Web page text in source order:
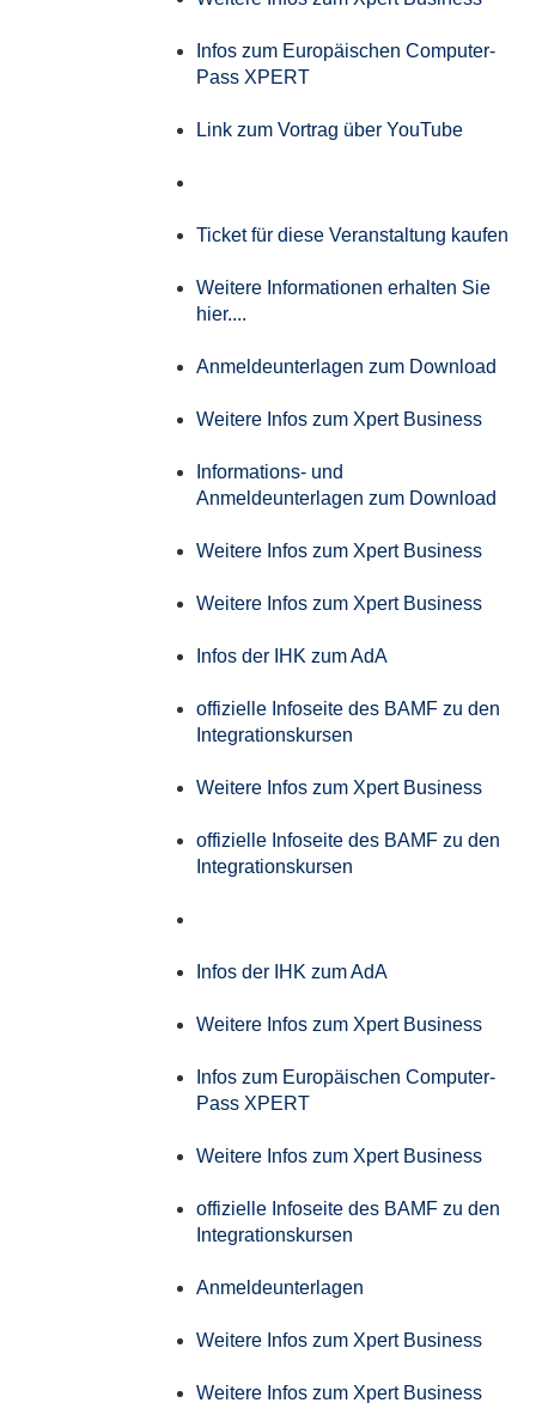
Infos zum Europäischen Computer-
Pass XPERT
Link zum Vortrag über YouTube
Ticket für diese Veranstaltung kaufen
Weitere Informationen erhalten Sie
hier....
Anmeldeunterlagen zum Download
Weitere Infos zum Xpert Business
Informations- und
Anmeldeunterlagen zum Download
Weitere Infos zum Xpert Business
Weitere Infos zum Xpert Business
Infos der IHK zum AdA
offizielle Infoseite des BAMF zu den
Integrationskursen
Weitere Infos zum Xpert Business
offizielle Infoseite des BAMF zu den
Integrationskursen
Infos der IHK zum AdA
Weitere Infos zum Xpert Business
Infos zum Europäischen Computer-
Pass XPERT
Weitere Infos zum Xpert Business
offizielle Infoseite des BAMF zu den
Integrationskursen
Anmeldeunterlagen
Weitere Infos zum Xpert Business
Weitere Infos zum Xpert Business